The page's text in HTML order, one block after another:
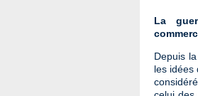
La
Depuis
les idées